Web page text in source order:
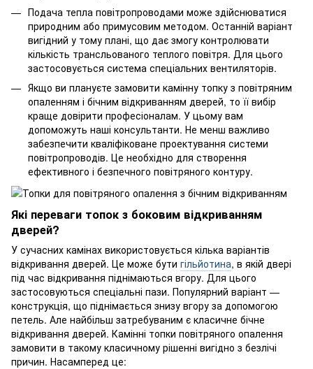
Подача тепла повітропроводами може здійснюватися
природним або примусовим методом. Останній варіант
вигідний у тому плані, що дає змогу контролювати
кількість трансльованого теплого повітря. Для цього
застосовується система спеціальних вентиляторів.
Якщо ви плануєте замовити камінну топку з повітряним
опаленням і бічним відкриванням дверей, то її вибір
краще довірити професіоналам. У цьому вам
допоможуть наші консультанти. Не менш важливо
забезпечити кваліфіковане проектування системи
повітропроводів. Це необхідно для створення
ефективного і безпечного повітряного контуру.
Які переваги топок з боковим відкриванням
дверей?
У сучасних камінах використовується кілька варіантів
відкривання дверей. Це може бути гільйотина, в якій двері
під час відкривання піднімаються вгору. Для цього
застосовуються спеціальні пази. Популярний варіант —
конструкція, що піднімається знизу вгору за допомогою
петель. Але найбільш затребуваним є класичне бічне
відкривання дверей. Камінні топки повітряного опалення
замовити в такому класичному рішенні вигідно з безлічі
причин. Насамперед це: